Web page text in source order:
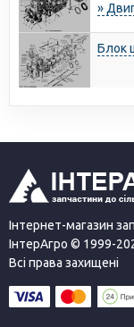
»
Блок
Інтернет-магазин
ІнтерАгро © 1999-
Всі права захищені